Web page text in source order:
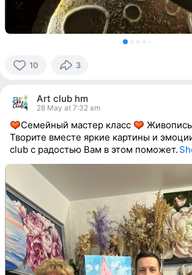
10
reacted
3
Art club hm
28 May at 7:32 am
Семейный мастер класс
Живопись
Творите вместе яркие картины и
club с радостью Вам в этом поможет.